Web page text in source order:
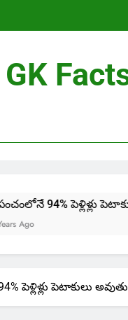
GK
పెటాకులు అవుతున్న
పెళ్లిళ్లు పెటాకులు